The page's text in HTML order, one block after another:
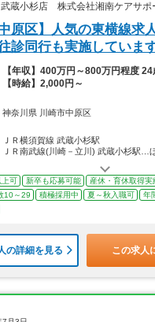
蔵小杉店 株式会社湘南ケアサポ
中原区】人気の東横線
診同行も実施していま
【年収】400万円～800万円程度
【時給】2,000円～
神奈川県 川崎市中原区
ＪＲ横須賀線 武蔵小杉駅
ＪＲ南武線(川崎－立川) 武蔵小杉駅…
可 新卒も応募可能 産休・育休取得実
10～29 積極採用中 夏～秋入職可
年
の詳細を見る この求人